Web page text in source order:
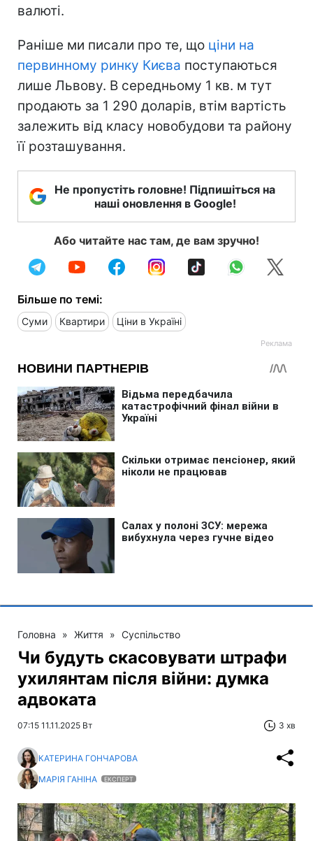
валюті.
Раніше ми писали про те, що ціни на
первинному ринку Києва поступаються
лише Львову. В середньому 1 кв. м тут
продають за 1 290 доларів, втім вартість
залежить від класу новобудови та району
її розташування.
Не пропустіть головне! Підпишіться на
наші оновлення в Google!
Або читайте нас там, де вам зручно!
Більше по темі:
Суми Квартири Ціни в Україні
Головна » Життя » Суспільство
Чи будуть скасовувати штрафи
ухилянтам після війни: думка
адвоката
07:15 11.11.2025 Вт 3 хв
КАТЕРИНА ГОНЧАРОВА
МАРІЯ ГАНІНА
ЕКСПЕРТ